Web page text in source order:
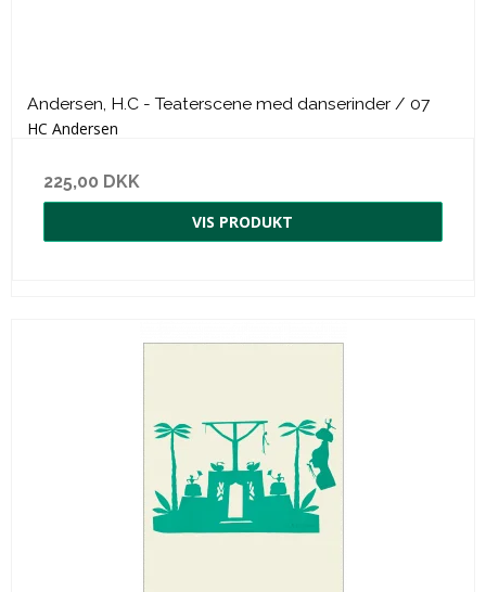
Andersen, H.C - Teaterscene med danserinder / 07
HC Andersen
225,00 DKK
VIS PRODUKT